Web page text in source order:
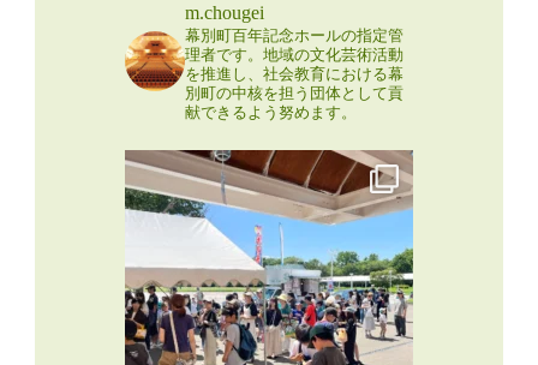
m.chougei
幕別町百年記念ホールの指定管
理者です。地域の文化芸術活動
を推進し、社会教育における幕
別町の中核を担う団体として貢
献できるよう努めます。